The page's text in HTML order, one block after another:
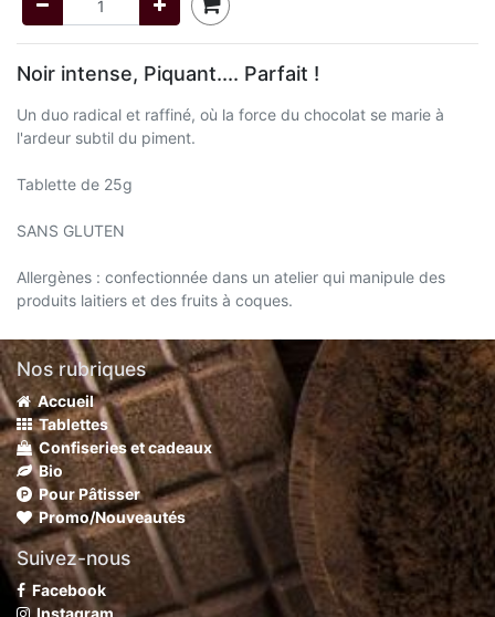
Noir intense, Piquant.... Parfait !
Un duo radical et raffiné, où la force du chocolat se marie à
l'ardeur subtil du piment.
Tablette de 25g
SANS GLUTEN
Allergènes : confectionnée dans un atelier qui manipule des
produits laitiers et des fruits à coques.
Nos rubriques
Accueil
Tablettes
Confiseries et cadeaux
Bio
Pour Pâtisser
Promo/Nouveautés
Suivez-nous
Facebook
Instagram